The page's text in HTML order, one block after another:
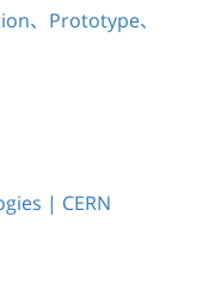
、Prototype、
| CERN